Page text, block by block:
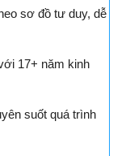
sơ đồ tư duy, dễ
17+ năm kinh
suốt quá trình